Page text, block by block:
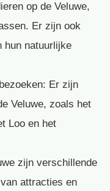
op de Veluwe,
Er zijn ook
hun natuurlijke
Er zijn
Veluwe, zoals het
Loo en het
zijn verschillende
attracties en